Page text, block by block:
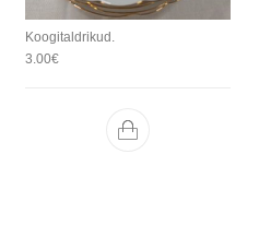
Koogitaldrikud.
3.00€